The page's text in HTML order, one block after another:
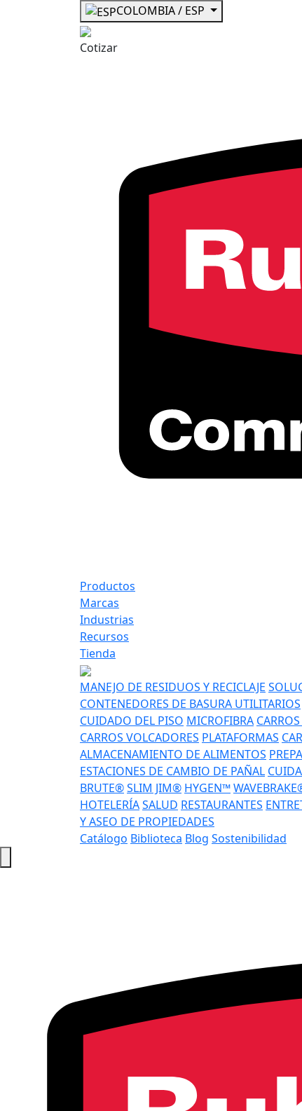
COLOMBIA / ESP
Cotizar
Productos
Marcas
Industrias
Recursos
Tienda
MANEJO DE RESIDUOS Y RECICLAJE
CONTENEDORES DE BASURA UTILITARIOS
CUIDADO DEL PISO MICROFIBRA
CARROS VOLCADORES PLATAFORMAS
ALMACENAMIENTO DE ALIMENTOS
ESTACIONES DE CAMBIO DE PAÑAL
BRUTE®SLIM JIM® HYGEN™
HOTELERÍASALUD RESTAURANTES
Y ASEO DE PROPIEDADES
Catálogo Biblioteca Blog Sostenibilidad